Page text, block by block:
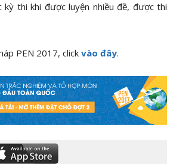
thi khi được luyện nhiều đề, được thi
PEN 2017, click vào đây.